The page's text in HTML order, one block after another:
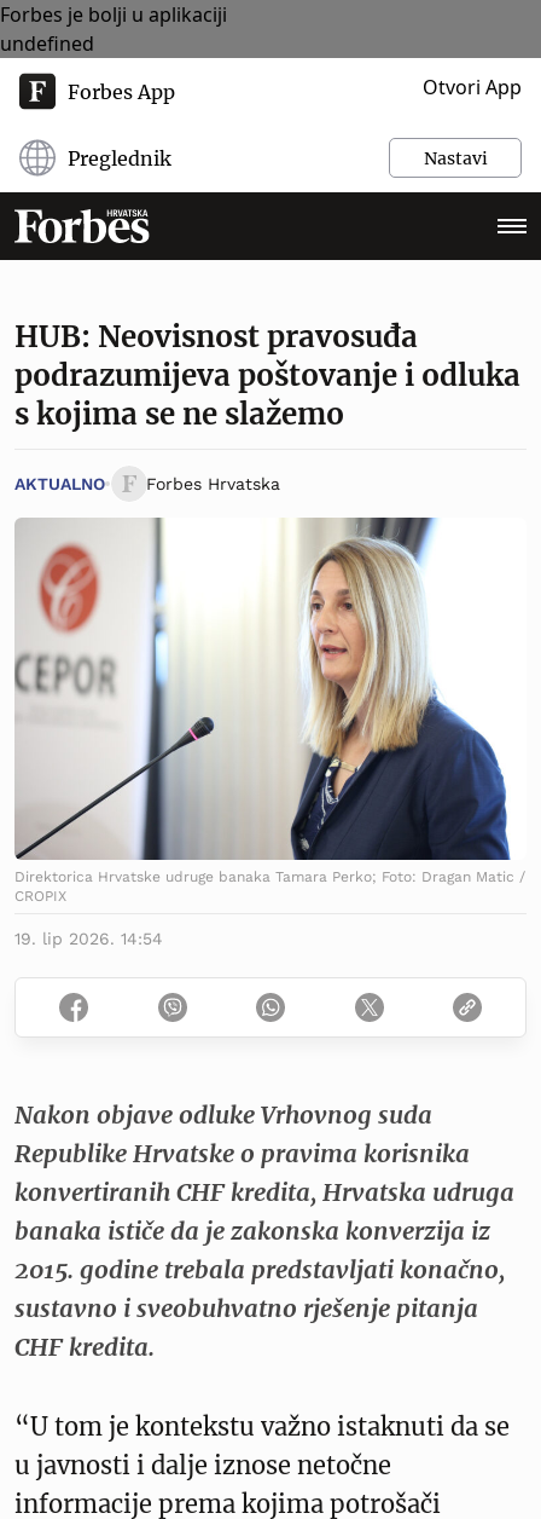
Forbes je bolji u aplikaciji
undefined
Forbes App Otvori App
Preglednik Nastavi
HUB: Neovisnost pravosuđa
podrazumijeva poštovanje i odluka
s kojima se ne slažemo
AKTUALNO Forbes Hrvatska
Direktorica Hrvatske udruge banaka Tamara Perko; Foto: Dragan Matic /
CROPIX
19. lip 2026. 14:54
Nakon objave odluke Vrhovnog suda
Republike Hrvatske o pravima korisnika
konvertiranih CHF kredita, Hrvatska udruga
banaka ističe da je zakonska konverzija iz
2015. godine trebala predstavljati konačno,
sustavno i sveobuhvatno rješenje pitanja
CHF kredita.
“U tom je kontekstu važno istaknuti da se
u javnosti i dalje iznose netočne
informacije prema kojima potrošači